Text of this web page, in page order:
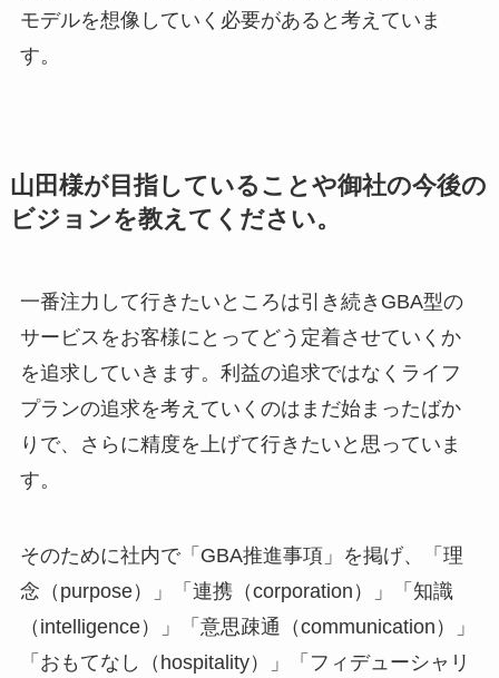
モデルを想像していく必要があると考えていま
す。
山田様が目指していることや御社の今後の
ビジョンを教えてください。
一番注力して行きたいところは引き続きGBA型の
サービスをお客様にとってどう定着させていくか
を追求していきます。利益の追求ではなくライフ
プランの追求を考えていくのはまだ始まったばか
りで、さらに精度を上げて行きたいと思っていま
す。
そのために社内で「GBA推進事項」を掲げ、「理
念（purpose）」「連携（corporation）」「知識
（intelligence）」「意思疎通（communication）」
「おもてなし（hospitality）」「フィデューシャリ